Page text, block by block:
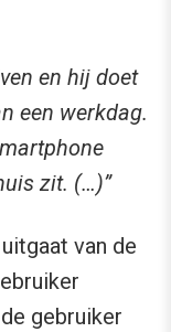
en hij doet
een werkdag.
zit. (…)”
van de
gebruiker